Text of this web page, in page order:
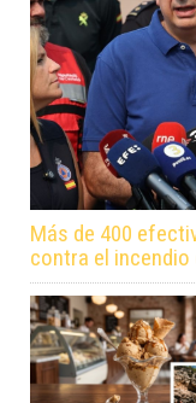
Más de 400
contra el incendio